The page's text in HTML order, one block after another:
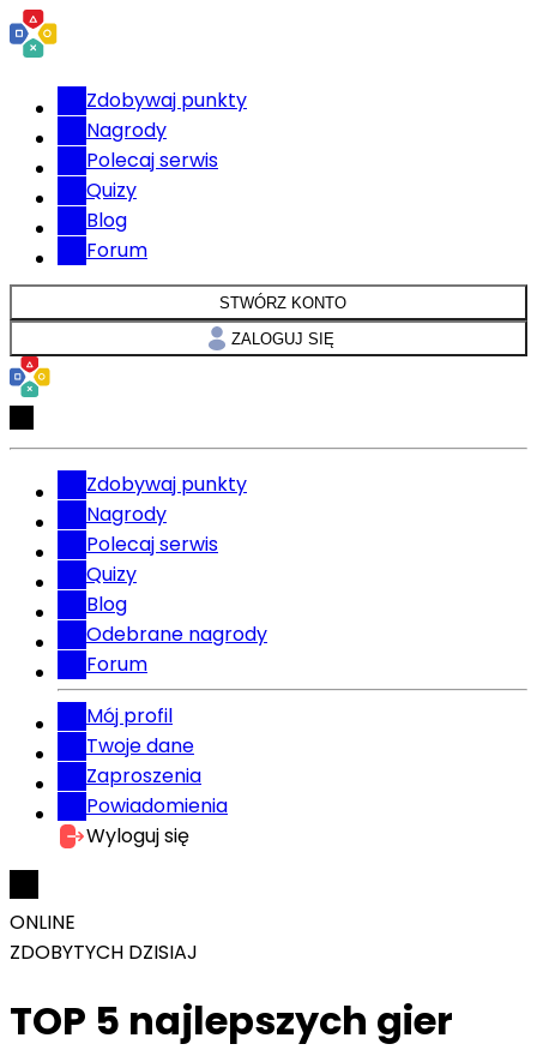
Zdobywaj punkty
Nagrody
Polecaj serwis
Quizy
Blog
Forum
STWÓRZ KONTO
ZALOGUJ SIĘ
Zdobywaj punkty
Nagrody
Polecaj serwis
Quizy
Blog
Odebrane nagrody
Forum
Mój profil
Twoje dane
Zaproszenia
Powiadomienia
Wyloguj się
ONLINE
ZDOBYTYCH DZISIAJ
TOP 5 najlepszych gier